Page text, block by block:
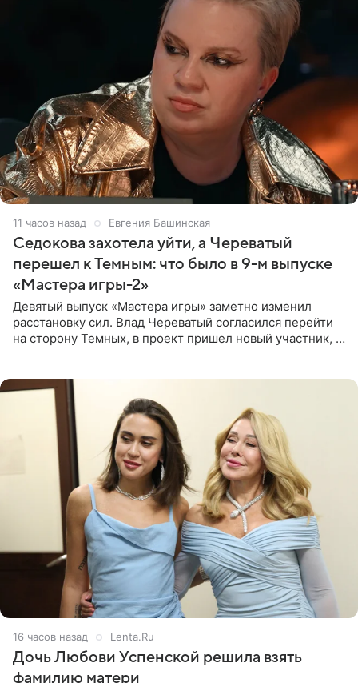
11 часов назад Евгения Башинская
Седокова захотела уйти, а Череватый
перешел к Темным: что было в 9-м выпуске
«Мастера игры-2»
Девятый выпуск «Мастера игры» заметно изменил
расстановку сил. Влад Череватый согласился перейти
на сторону Темных, в проект пришел новый участник, а
16 часов назад Lenta.Ru
Дочь Любови Успенской решила взять
фамилию матери